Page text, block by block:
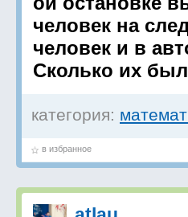
человек на
человек и в
Сколько их
категория:
в избранное